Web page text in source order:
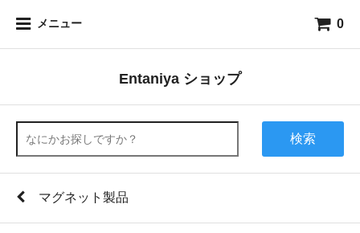
メニュー 0
Entaniya ショップ
検索
マグネット製品